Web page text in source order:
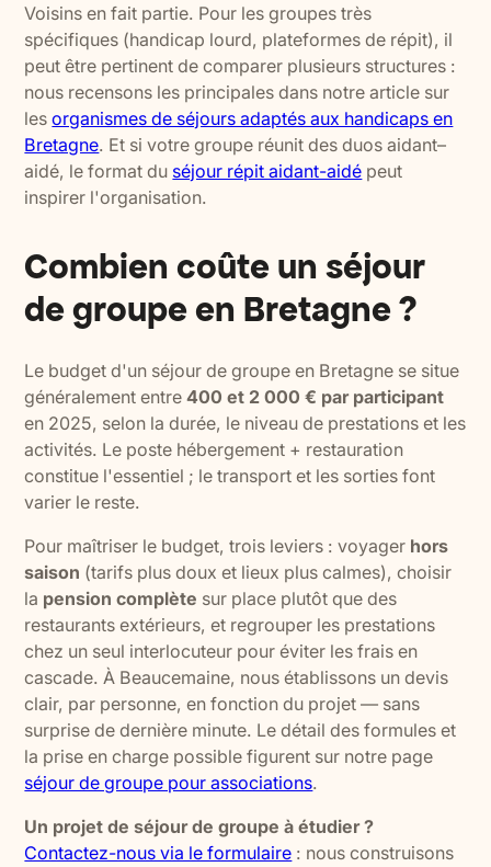
Voisins en fait partie. Pour les groupes très
spécifiques (handicap lourd, plateformes de répit), il
peut être pertinent de comparer plusieurs structures :
nous recensons les principales dans notre article sur
lesorganismes de séjours adaptés aux handicaps en
Bretagne. Et si votre groupe réunit des duos aidant–
aidé, le format du séjour répit aidant-aidé peut
inspirer l'organisation.
Combien coûte un séjour
de groupe en Bretagne ?
Le budget d'un séjour de groupe en Bretagne se situe
généralement entre400 et 2 000 € par participant
en 2025, selon la durée, le niveau de prestations et les
activités. Le poste hébergement + restauration
constitue l'essentiel ; le transport et les sorties font
varier le reste.
Pour maîtriser le budget, trois leviers : voyager hors
saison (tarifs plus doux et lieux plus calmes), choisir
la pension complète sur place plutôt que des
restaurants extérieurs, et regrouper les prestations
chez un seul interlocuteur pour éviter les frais en
cascade. À Beaucemaine, nous établissons un devis
clair, par personne, en fonction du projet — sans
surprise de dernière minute. Le détail des formules et
la prise en charge possible figurent sur notre page
séjour de groupe pour associations.
Un projet de séjour de groupe à étudier ?
Contactez-nous via le formulaire : nous construisons